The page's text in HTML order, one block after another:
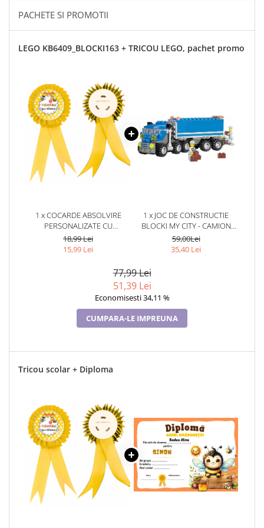
Cadouri pentru Sfânta Maria
PACHETE SI PROMOTII
LEGO KB6409_BLOCKI163 + TRICOU LEGO, pachet promo
1 x COCARDE ABSOLVIRE
PERSONALIZATE CU
TEMATICA CLASEI
18,99 Lei
15,99 Lei
1 x JOC DE CONSTRUCTIE
BLOCKI MY CITY - CAMION
(163 PIESE)
59,00Lei
35,40 Lei
77,99 Lei
51,39 Lei
Economisesti 34,11 %
CUMPARA-LE IMPREUNA
Tricou scolar + Diploma